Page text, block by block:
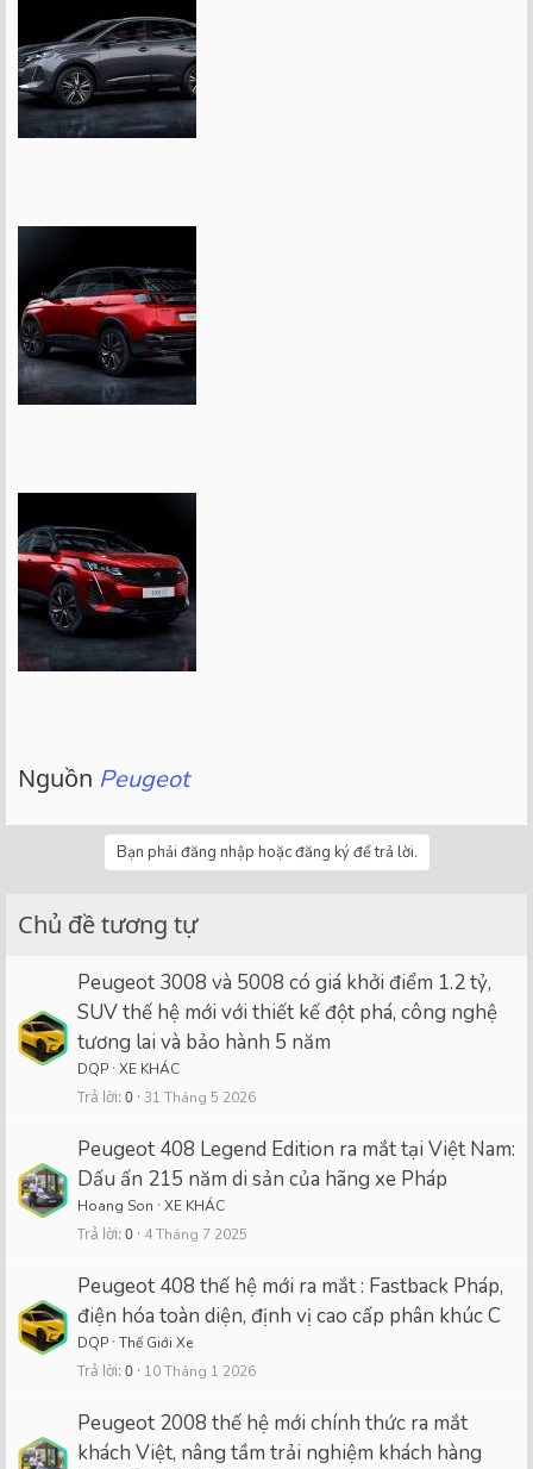
Nguồn Peugeot
Bạn phải đăng nhập hoặc đăng ký để trả lời.
Chủ đề tương tự
Peugeot 3008 và 5008 có giá khởi điểm 1.2 tỷ,
SUV thế hệ mới với thiết kế đột phá, công nghệ
tương lai và bảo hành 5 năm
DQP XE KHÁC
Trả lời 0 31 Tháng 5 2026
Peugeot 408 Legend Edition ra mắt tại Việt Nam:
Dấu ấn 215 năm di sản của hãng xe Pháp
Hoang Son XE KHÁC
Trả lời 0 4 Tháng 7 2025
Peugeot 408 thế hệ mới ra mắt : Fastback Pháp,
điện hóa toàn diện, định vị cao cấp phân khúc C
DQP Thế Giới Xe
Trả lời 0 10 Tháng 1 2026
Peugeot 2008 thế hệ mới chính thức ra mắt
khách Việt, nâng tầm trải nghiệm khách hàng